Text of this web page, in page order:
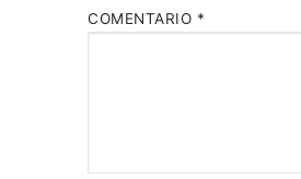
COMENTARIO *